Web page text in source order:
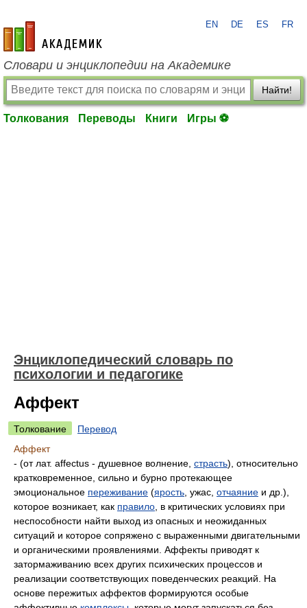
academic.ru
EN DE ES FR
Словари и энциклопедии на Академике
Найти!
Толкования Переводы Книги Игры ⚽
Энциклопедический словарь по
психологии и педагогике
Аффект
Толкование
Перевод
Аффект
- (от лат. affectus - душевное волнение, страсть), относительно
кратковременное, сильно и бурно протекающее
эмоциональное переживание (ярость , ужас, отчаяние и др.),
которое возникает, как правило , в критических условиях при
неспособности найти выход из опасных и неожиданных
ситуаций и которое сопряжено с выраженными двигательными
и органическими проявлениями. Аффекты приводят к
затормаживанию всех других психических процессов и
реализации соответствующих поведенческих реакций. На
основе пережитых аффектов формируются особые